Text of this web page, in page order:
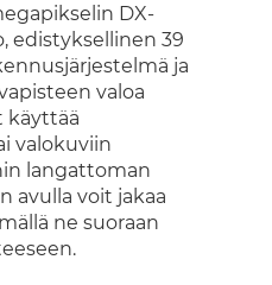
DX-
edistyksellinen 39
ja
valoa
käyttää
valokuviin
langattoman
avulla voit jakaa
ne suoraan